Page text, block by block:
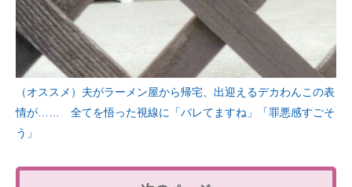
（オススメ）夫がラーメン屋から帰宅、出迎えるデカわんこの表
情が…… 全てを悟った視線に「バレてますね」「罪悪感すごそ
う」